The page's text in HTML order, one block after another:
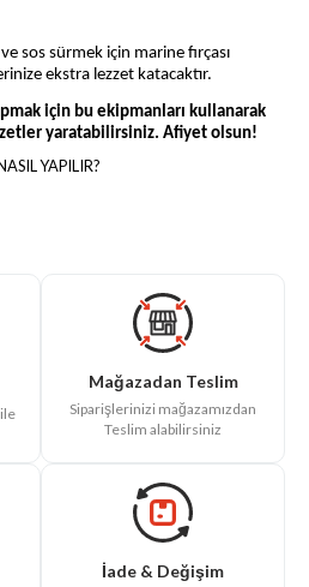
sos sürmek için marine fırçası
ekstra lezzet katacaktır.
için bu ekipmanları kullanarak
yaratabilirsiniz. Afiyet olsun!
YAPILIR?
Mağazadan Teslim
Siparişlerinizi mağazamızdan
Teslim alabilirsiniz
İade & Değişim